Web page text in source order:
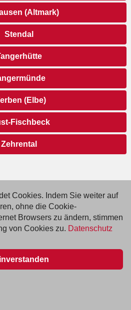
(Altmark)
Stendal
(Elbe)
Fischbeck
Zehrental
GmbH
Cookies. Indem Sie weiter auf
ohne die Cookie-
Browsers zu ändern, stimmen
von Cookies zu. Datenschutz